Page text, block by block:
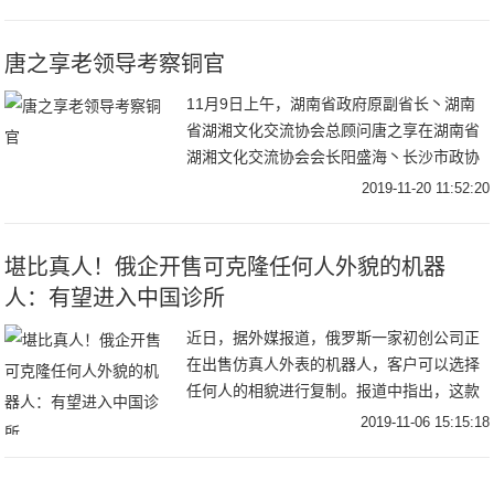
唐之享老领导考察铜官
11月9日上午，湖南省政府原副省长丶湖南
省湖湘文化交流协会总顾问唐之享在湖南省
湖湘文化交流协会会长阳盛海丶长沙市政协
原主席，省湖湘文化交流协会顾问董学生丶
2019-11-20 11:52:20
堪比真人！俄企开售可克隆任何人外貌的机器
人：有望进入中国诊所
近日，据外媒报道，俄罗斯一家初创公司正
在出售仿真人外表的机器人，客户可以选择
任何人的相貌进行复制。报道中指出，这款
名为ROBO-C的机器人，可以在机场、银
2019-11-06 15:15:18